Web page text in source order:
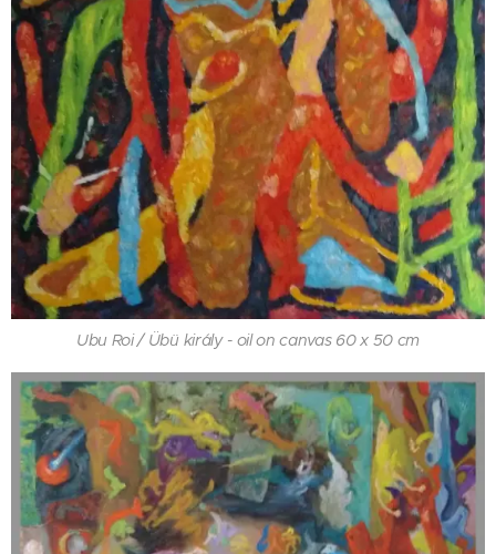
Ubu Roi / Übü király - oil on canvas 60 x 50 cm